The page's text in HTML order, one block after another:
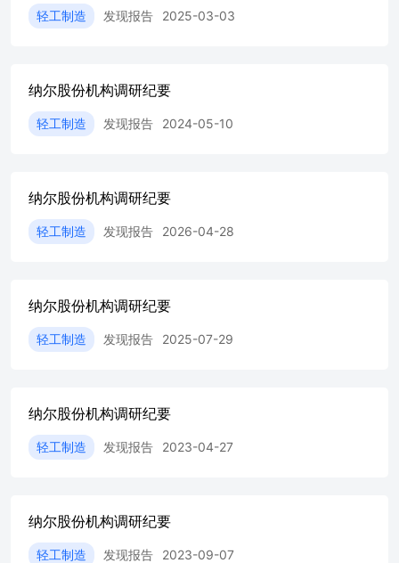
多孔碳的前期布局,硅碳负极作为下一代锂电负极材料广泛
应用于高端消费电子、无人机、低空经济装备、人形机器人
股企业锂凰科技负责推进,取得纳尔投资后锂凰科技目前在
紧锣密鼓推进江苏省扬州市仪征市产线落地,锂凰科技是一
家专注于高比能及固态电池用硅负极材料研发、生产与销售
的国家高新技术企业,核心产品为高性能定制化硅碳负极材
产品性能,并依托公司二十余年新材料领域工程化、产业
发、生产和销售。后续经营情况请关注公司定期报告或相关
13.7%、16.9%,位于行业领军企业。 3. 公司近年来新赛道拓
展的主要策略? 公司在稳步发展现有主业的基础上,投资团队
不断寻找新的发展机会,积极拓展新质生产方向的项目,在新
司,2025 年实现控股开拓了公司应用磁性材料发展的新赛
道;2026 年公司在在固态电池负极材料方向上与合作伙伴达
成合作,在今年年初投资参股上海锂凰科技有限公司并由纳
者进行了充分的交流与沟通,严格按照有关制度规定,没有出
现未公开重大信息泄露等情况,同时已按深交所要求签署调
研《承诺书》。
轻工制造 发现报告 2025-03-03
纳尔股份机构调研纪要
轻工制造 发现报告 2024-05-10
纳尔股份机构调研纪要
轻工制造 发现报告 2026-04-28
纳尔股份机构调研纪要
轻工制造 发现报告 2025-07-29
纳尔股份机构调研纪要
轻工制造 发现报告 2023-04-27
纳尔股份机构调研纪要
轻工制造 发现报告 2023-09-07